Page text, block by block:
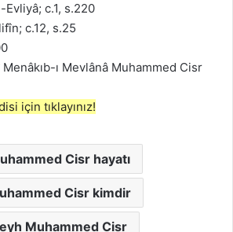
Evliyâ; c.1, s.220
c.12, s.25
ı Mevlânâ Muhammed Cisr
için tıklayınız!
Cisr hayatı
Cisr kimdir
Muhammed Cisr